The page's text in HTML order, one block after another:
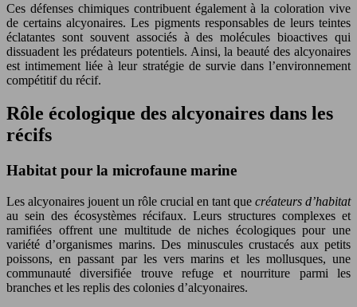
Ces défenses chimiques contribuent également à la coloration vive
de certains alcyonaires. Les pigments responsables de leurs teintes
éclatantes sont souvent associés à des molécules bioactives qui
dissuadent les prédateurs potentiels. Ainsi, la beauté des alcyonaires
est intimement liée à leur stratégie de survie dans l’environnement
compétitif du récif.
Rôle écologique des alcyonaires dans les
récifs
Habitat pour la microfaune marine
Les alcyonaires jouent un rôle crucial en tant que créateurs d’habitat
au sein des écosystèmes récifaux. Leurs structures complexes et
ramifiées offrent une multitude de niches écologiques pour une
variété d’organismes marins. Des minuscules crustacés aux petits
poissons, en passant par les vers marins et les mollusques, une
communauté diversifiée trouve refuge et nourriture parmi les
branches et les replis des colonies d’alcyonaires.